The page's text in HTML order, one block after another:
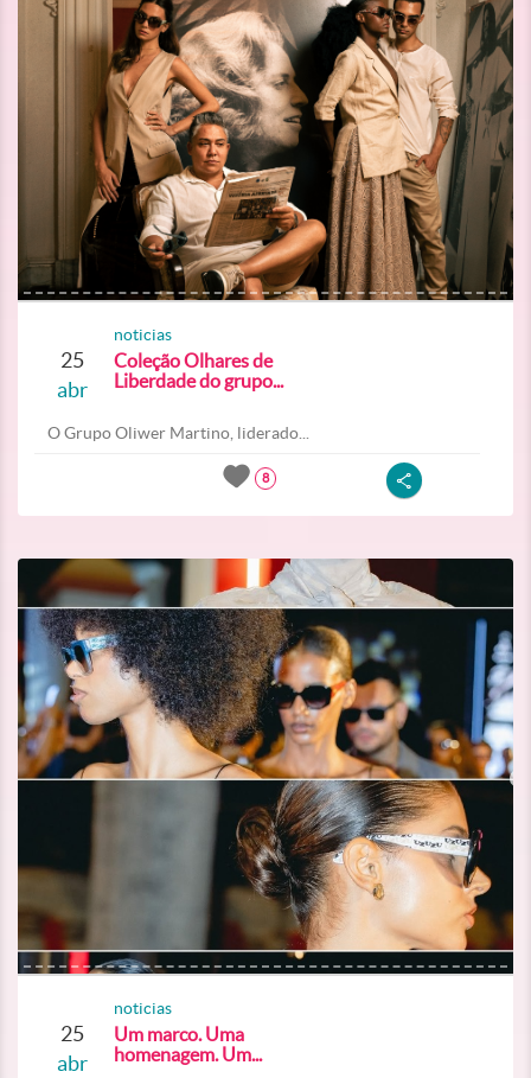
25
abr
noticias
Coleção Olhares de
Liberdade do grupo...
O Grupo Oliwer Martino, liderado...
8
25
abr
noticias
Um marco. Uma
homenagem. Um...